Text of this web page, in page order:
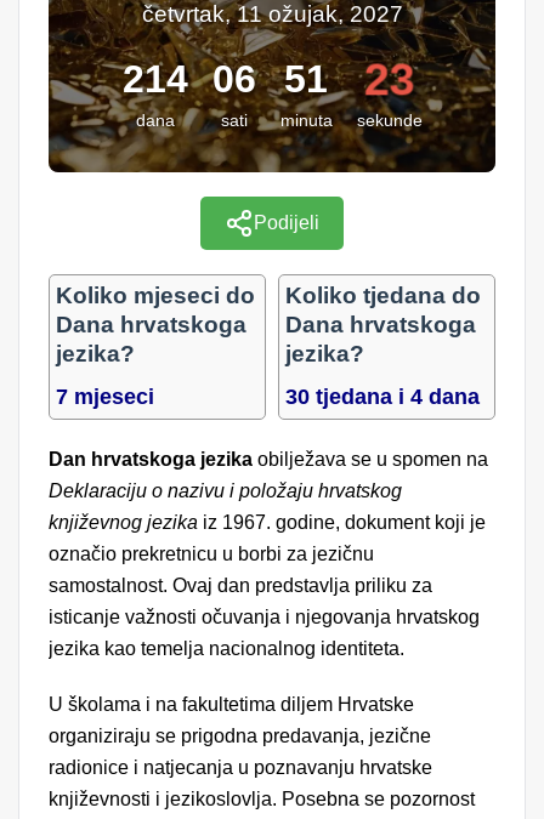
četvrtak, 11 ožujak, 2027
214
dana
06
sati
51
minuta
23
sekunde
Podijeli
Koliko mjeseci do
Dana hrvatskoga
jezika?
7 mjeseci
Koliko tjedana do
Dana hrvatskoga
jezika?
30 tjedana i 4 dana
Dan hrvatskoga jezika obilježava se u spomen na
Deklaraciju o nazivu i položaju hrvatskog
književnog jezika iz 1967. godine, dokument koji je
označio prekretnicu u borbi za jezičnu
samostalnost. Ovaj dan predstavlja priliku za
isticanje važnosti očuvanja i njegovanja hrvatskog
jezika kao temelja nacionalnog identiteta.
U školama i na fakultetima diljem Hrvatske
organiziraju se prigodna predavanja, jezične
radionice i natjecanja u poznavanju hrvatske
književnosti i jezikoslovlja. Posebna se pozornost